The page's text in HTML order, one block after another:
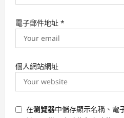
電子郵件地址 *
個人網站網址
在瀏覽器中儲存顯示名稱、電